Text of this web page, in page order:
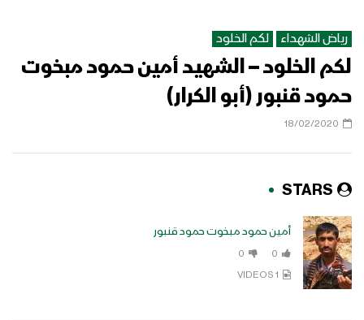
رياض الشهداء لكم الخلود
لكم الخلود – الشهيد أمين حمود مبخوت
حمود قنبور (أبو الكرار)
18/02/2020
STARS
أمين حمود مبخوت حمود قنبور
0
0
1 VIDEOS